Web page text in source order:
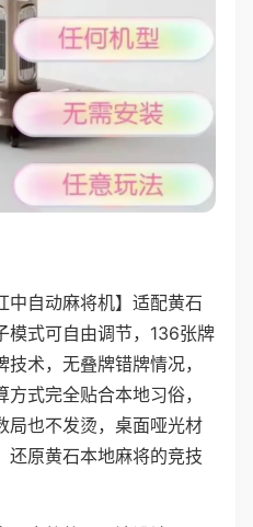
中自动麻将机】适配黄石
模式可自由调节，136张牌
术，无叠牌错牌情况，
式完全贴合本地习俗，
局也不发烫，桌面哑光材
还原黄石本地麻将的竞技